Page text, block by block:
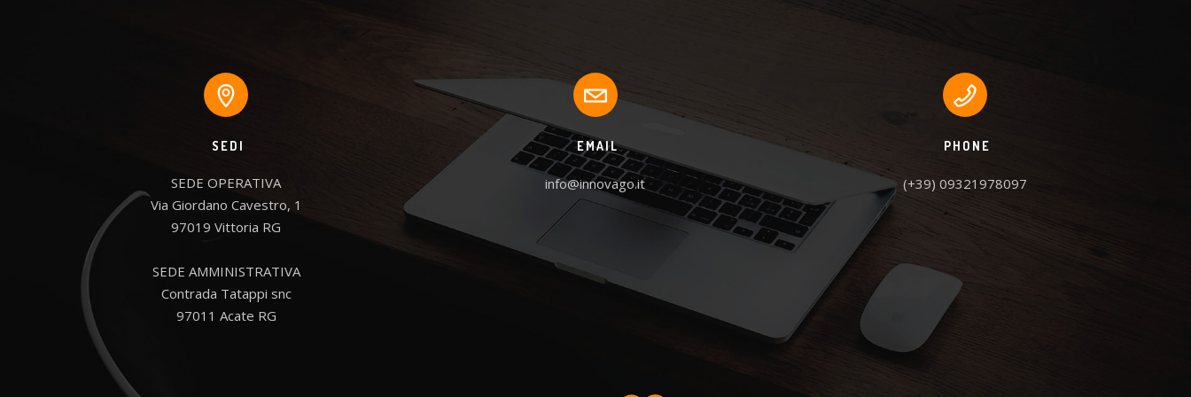
SEDI
SEDE OPERATIVA
Via Giordano Cavestro, 1
97019 Vittoria RG
SEDE AMMINISTRATIVA
Contrada Tatappi snc
97011 Acate RG
EMAIL
info@innovago.it
PHONE
(+39) 09321978097